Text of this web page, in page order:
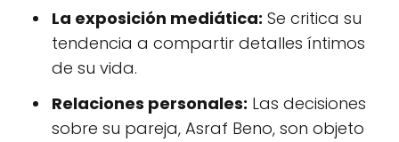
La exposición mediática: Se critica su
tendencia a compartir detalles íntimos
de su vida.
Relaciones personales: Las decisiones
sobre su pareja, Asraf Beno, son objeto